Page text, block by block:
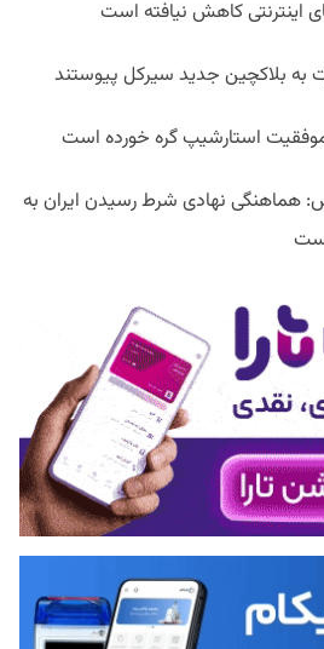
اینترنتی کاهش نیافته است
به بلاکچین جدید سیرکل پیوستند
استارشیپ گره خورده است
نهادی شرط رسیدن ایران به